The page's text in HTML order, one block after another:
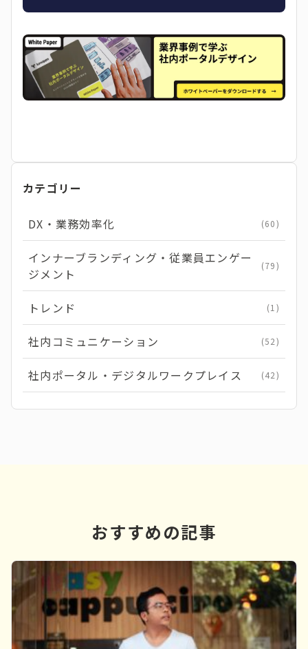
カテゴリー
DX・業務効率化 (60)
インナーブランディング・従業員エンゲー
ジメント
(79)
トレンド (1)
社内コミュニケーション (52)
社内ポータル・デジタルワークプレイス (42)
おすすめの記事